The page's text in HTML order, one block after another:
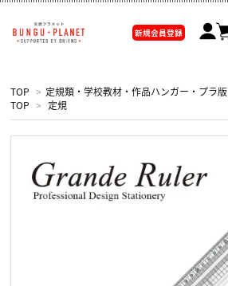
新規会員登録
TOP > 定規類・学校教材・作品ハンガー・プラ版
TOP > 定規